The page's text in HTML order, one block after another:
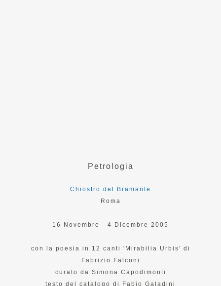
Petrologia
Chiostro del Bramante
Roma
16 Novembre - 4 Dicembre 2005
con la poesia in 12 canti 'Mirabilia Urbis' di
Fabrizio Falconi
curato da Simona Capodimonti
testo del catalogo di Fabio Galadini